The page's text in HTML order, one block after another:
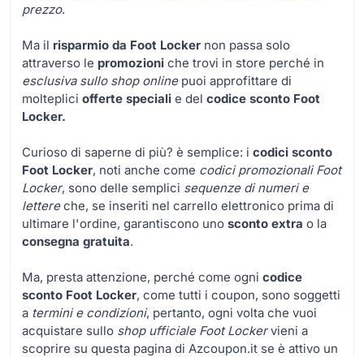
prezzo.
Ma il risparmio da Foot Locker non passa solo
attraverso le promozioni che trovi in store perché in
esclusiva sullo shop onlinepuoi approfittare di
molteplici offerte speciali e del codice sconto Foot
Locker.
Curioso di saperne di più? è semplice: i codici sconto
Foot Locker, noti anche come codici promozionali Foot
Locker, sono delle semplici sequenze di numeri e
lettereche, se inseriti nel carrello elettronico prima di
ultimare l'ordine, garantiscono uno sconto extra o la
consegna gratuita.
Ma, presta attenzione, perché come ogni codice
sconto Foot Locker, come tutti i coupon, sono soggetti
a termini e condizioni, pertanto, ogni volta che vuoi
acquistare sullo shop ufficiale Foot Lockervieni a
scoprire su questa pagina di Azcoupon.it se è attivo un